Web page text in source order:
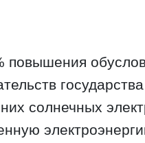
повышения
солнечных